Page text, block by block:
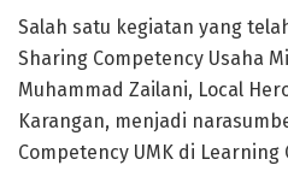
Salah satu kegiatan yang
Sharing Competency Usaha
Muhammad Zailani, Local
Karangan, menjadi
Competency UMK di Learning